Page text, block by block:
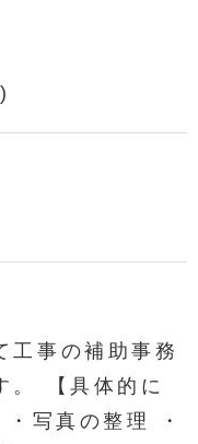
工事の補助事務
。 【具体的に
写真の整理 ・